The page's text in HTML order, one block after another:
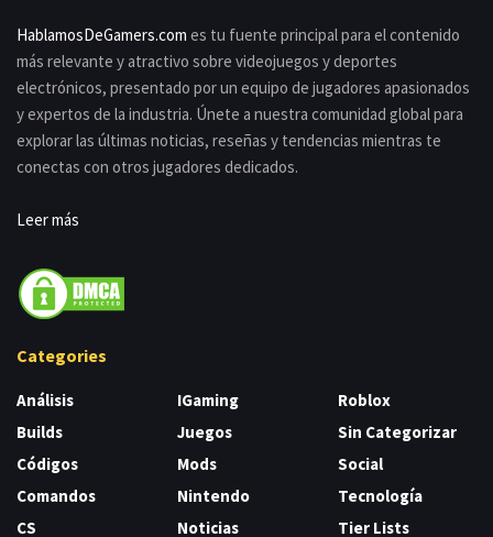
HablamosDeGamers.com es tu fuente principal para el contenido
más relevante y atractivo sobre videojuegos y deportes
electrónicos, presentado por un equipo de jugadores apasionados
y expertos de la industria. Únete a nuestra comunidad global para
explorar las últimas noticias, reseñas y tendencias mientras te
conectas con otros jugadores dedicados.
Leer más
Categories
Análisis
Builds
Códigos
Comandos
CS
IGaming
Juegos
Mods
Nintendo
Noticias
Roblox
Sin Categorizar
Social
Tecnología
Tier Lists